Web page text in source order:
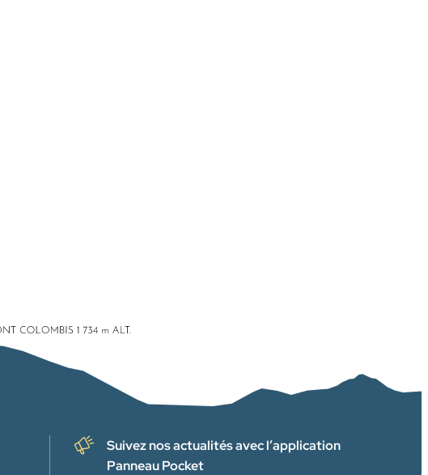
Suivez nos actualités avec l’application
Panneau Pocket